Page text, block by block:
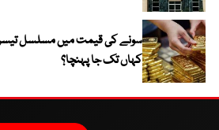
سونے کی قیمت میں مسلسل تیسرے
کہاں تک جا پہنچا؟